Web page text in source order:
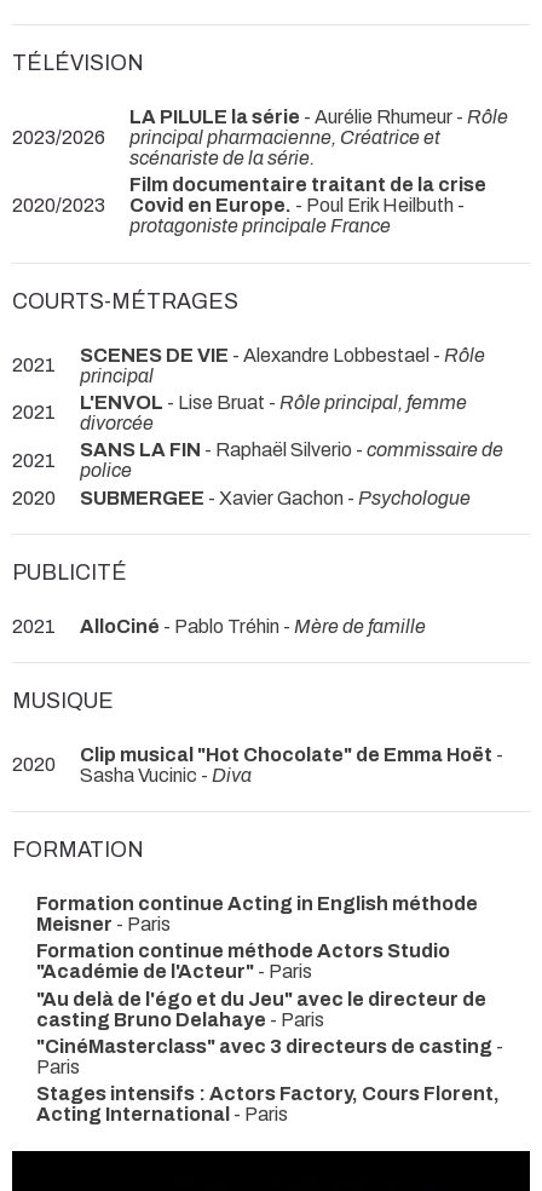
TÉLÉVISION
2023/2026
LA PILULE la série - Aurélie Rhumeur - Rôle
principal pharmacienne, Créatrice et
scénariste de la série.
2020/2023
Film documentaire traitant de la crise
Covid en Europe. - Poul Erik Heilbuth -
protagoniste principale France
COURTS-MÉTRAGES
2021 SCENES DE VIE - Alexandre Lobbestael - Rôle
principal
2021
L'ENVOL - Lise Bruat - Rôle principal, femme
divorcée
2021
SANS LA FIN - Raphaël Silverio - commissaire de
police
2020
SUBMERGEE - Xavier Gachon - Psychologue
PUBLICITÉ
2021 AlloCiné - Pablo Tréhin - Mère de famille
MUSIQUE
2020 Clip musical "Hot Chocolate" de Emma Hoët -
Sasha Vucinic - Diva
FORMATION
Formation continue Acting in English méthode
Meisner - Paris
Formation continue méthode Actors Studio
"Académie de l'Acteur" - Paris
"Au delà de l'égo et du Jeu" avec le directeur de
casting Bruno Delahaye - Paris
"CinéMasterclass" avec 3 directeurs de casting -
Paris
Stages intensifs : Actors Factory, Cours Florent,
Acting International - Paris